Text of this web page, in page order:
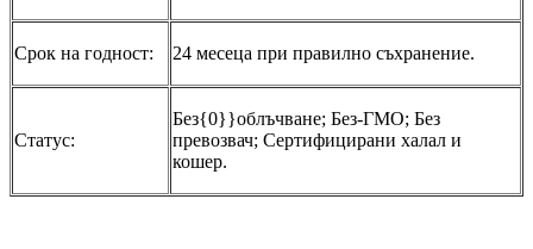
Срок на годност: 24 месеца при правилно съхранение.
Статус:
Без{0}}облъчване; Без-ГМО; Без
превозвач; Сертифицирани халал и
кошер.